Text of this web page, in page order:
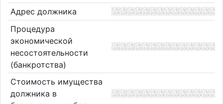
Адрес должника
Процедура
экономической
несостоятельности
(банкротства)
Стоимость имущества
должника в